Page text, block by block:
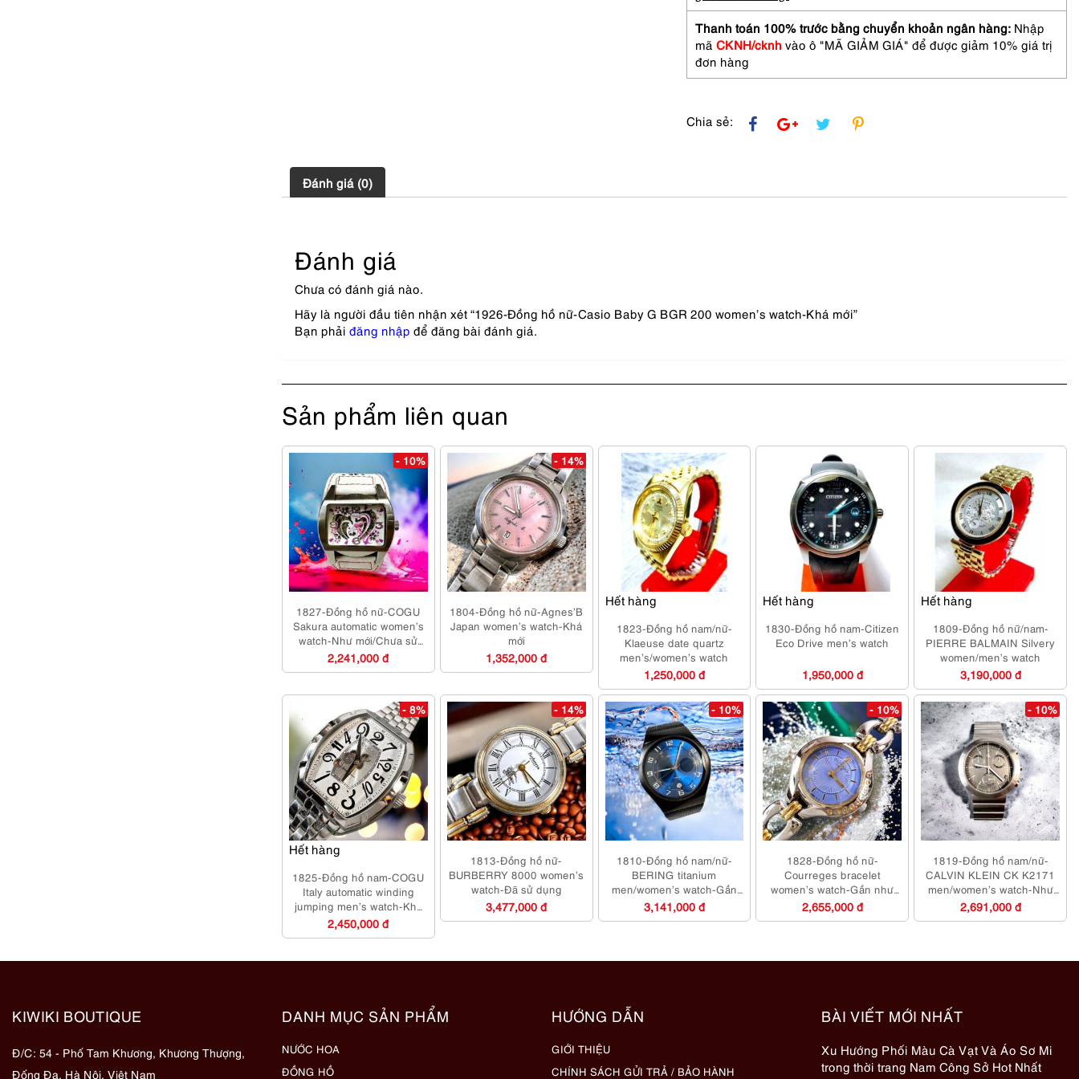
BGR
200
women's
watch-
Khá
lượng
Thanh toán 100% trước bằng chuyển khoản ngân hàng: Nhập
mã CKNH/cknh vào ô "MÃ GIẢM GIÁ" để được giảm 10% giá trị
đơn hàng
Chia sẻ:
Đánh giá (0)
Đánh giá
Chưa có đánh giá nào.
Hãy là người đầu tiên nhận xét “1926-Đồng hồ nữ-Casio Baby G BGR 200 women’s watch-Khá mới”
Bạn phải đăng nhập để đăng bài đánh giá.
Sản phẩm liên quan
- 10%
1827-Đồng hồ nữ-COGU
Sakura automatic women’s
watch-Như mới/Chưa sử
dụng
2,241,000 đ
- 14%
1804-Đồng hồ nữ-Agnes’B
Japan women’s watch-Khá
mới
1,352,000 đ
Hết hàng
1823-Đồng hồ nam/nữ-
Klaeuse date quartz
men’s/women’s watch
1,250,000 đ
Hết hàng
1830-Đồng hồ nam-Citizen
Eco Drive men’s watch
1,950,000 đ
Hết hàng
1809-Đồng hồ nữ/nam-
PIERRE BALMAIN Silvery
women/men’s watch
3,190,000 đ
Hết hàng
- 8%
1825-Đồng hồ nam-COGU
Italy automatic winding
jumping men’s watch-Khá
mới
2,450,000 đ
- 14%
1813-Đồng hồ nữ-
BURBERRY 8000 women’s
watch-Đã sử dụng
3,477,000 đ
- 10%
1810-Đồng hồ nam/nữ-
BERING titanium
men/women’s watch-Gần
như mới
3,141,000 đ
- 10%
1828-Đồng hồ nữ-
Courreges bracelet
women’s watch-Gần như
mới
2,655,000 đ
- 10%
1819-Đồng hồ nam/nữ-
CALVIN KLEIN CK K2171
men/women’s watch-Như
mới
2,691,000 đ
KIWIKI BOUTIQUE
Đ/C: 54 - Phố Tam Khương, Khương Thượng,
Đống Đa, Hà Nội, Việt Nam
DANH MỤC SẢN PHẨM
NƯỚC HOA
ĐỒNG HỒ
HƯỚNG DẪN
GIỚI THIỆU
CHÍNH SÁCH GỬI TRẢ / BẢO HÀNH
BÀI VIẾT MỚI NHẤT
Xu Hướng Phối Màu Cà Vạt Và Áo Sơ Mi
trong thời trang Nam Công Sở Hot Nhất